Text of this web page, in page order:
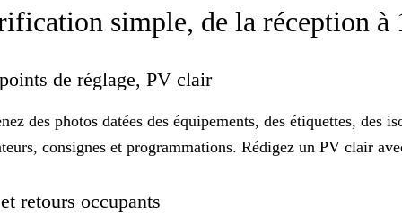
simple, de la réception
de réglage, PV clair
des photos datées des équipements, des étiquettes, des
consignes et programmations. Rédigez un PV clair
retours occupants